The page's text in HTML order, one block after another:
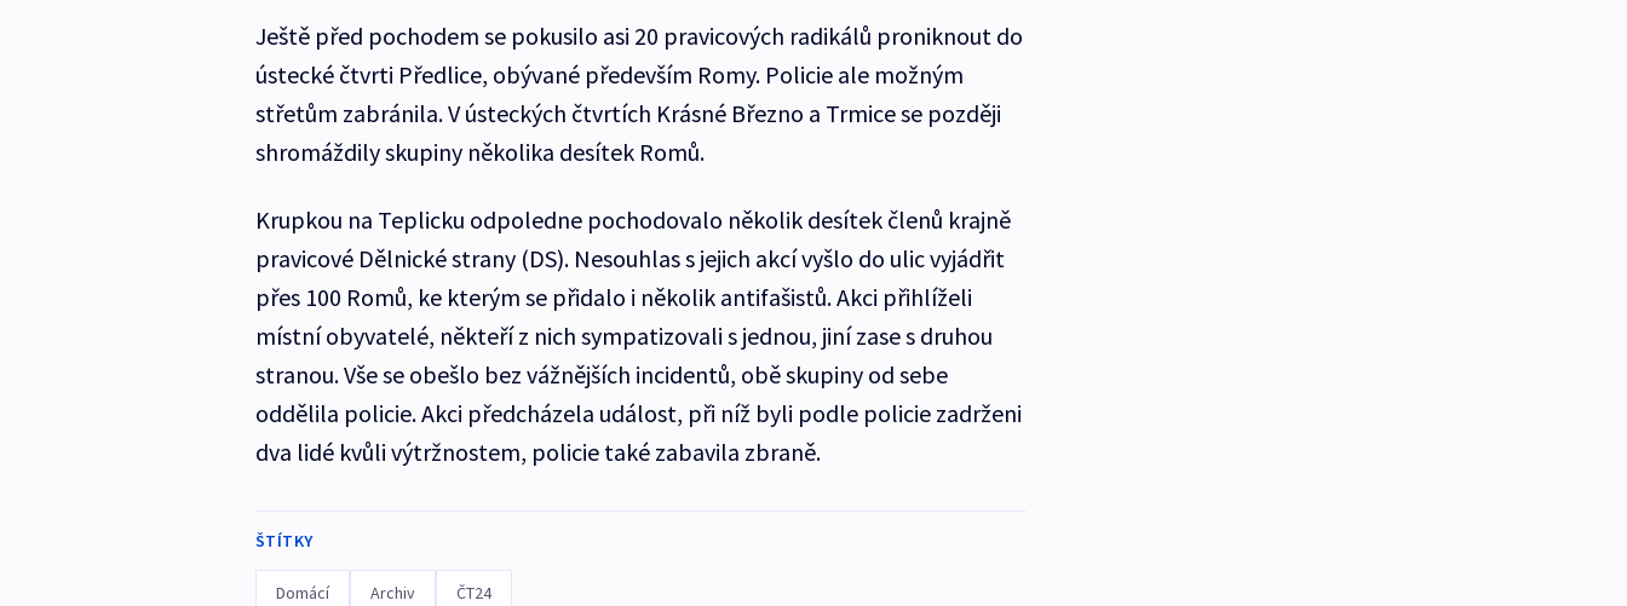
Ještě před pochodem se pokusilo asi 20 pravicových radikálů proniknout do
ústecké čtvrti Předlice, obývané především Romy. Policie ale možným
střetům zabránila. V ústeckých čtvrtích Krásné Březno a Trmice se později
shromáždily skupiny několika desítek Romů.
Krupkou na Teplicku odpoledne pochodovalo několik desítek členů krajně
pravicové Dělnické strany (DS). Nesouhlas s jejich akcí vyšlo do ulic vyjádřit
přes 100 Romů, ke kterým se přidalo i několik antifašistů. Akci přihlíželi
místní obyvatelé, někteří z nich sympatizovali s jednou, jiní zase s druhou
stranou. Vše se obešlo bez vážnějších incidentů, obě skupiny od sebe
oddělila policie. Akci předcházela událost, při níž byli podle policie zadrženi
dva lidé kvůli výtržnostem, policie také zabavila zbraně.
ŠTÍTKY
Domácí Archiv ČT24